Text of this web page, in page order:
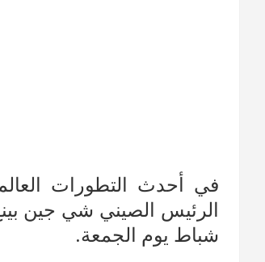
في أحدث التطورات
الرئيس الصيني شي جين
شباط يوم الجمعة.